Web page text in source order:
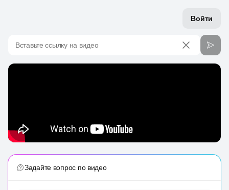
Войти
Вставьте ссылку на видео
Задайте вопрос по видео